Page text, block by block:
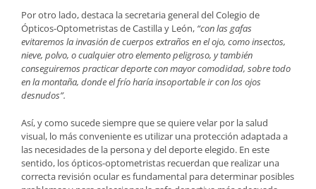
Por otro lado, destaca la secretaria general del Colegio de
Ópticos-Optometristas de Castilla y León, “con las gafas
evitaremos la invasión de cuerpos extraños en el ojo, como insectos,
nieve, polvo, o cualquier otro elemento peligroso, y también
conseguiremos practicar deporte con mayor comodidad, sobre todo
en la montaña, donde el frío haría insoportable ir con los ojos
desnudos”.
Así, y como sucede siempre que se quiere velar por la salud
visual, lo más conveniente es utilizar una protección adaptada a
las necesidades de la persona y del deporte elegido. En este
sentido, los ópticos-optometristas recuerdan que realizar una
correcta revisión ocular es fundamental para determinar posibles